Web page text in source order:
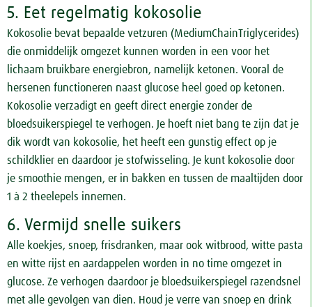
5. Eet regelmatig kokosolie
Kokosolie bevat bepaalde vetzuren (MediumChainTriglycerides)
die onmiddelijk omgezet kunnen worden in een voor het
lichaam bruikbare energiebron, namelijk ketonen. Vooral de
hersenen functioneren naast glucose heel goed op ketonen.
Kokosolie verzadigt en geeft direct energie zonder de
bloedsuikerspiegel te verhogen. Je hoeft niet bang te zijn dat je
dik wordt van kokosolie, het heeft een gunstig effect op je
schildklier en daardoor je stofwisseling. Je kunt kokosolie door
je smoothie mengen, er in bakken en tussen de maaltijden door
1 à 2 theelepels innemen.
6. Vermijd snelle suikers
Alle koekjes, snoep, frisdranken, maar ook witbrood, witte pasta
en witte rijst en aardappelen worden in no time omgezet in
glucose. Ze verhogen daardoor je bloedsuikerspiegel razendsnel
met alle gevolgen van dien. Houd je verre van snoep en drink